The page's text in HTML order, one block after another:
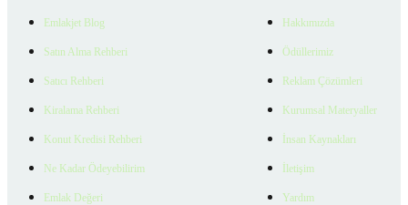
Emlakjet Blog
Satın Alma Rehberi
Satıcı Rehberi
Kiralama Rehberi
Konut Kredisi Rehberi
Ne Kadar Ödeyebilirim
Emlak Değeri
Hakkımızda
Ödüllerimiz
Reklam Çözümleri
Kurumsal Materyaller
İnsan Kaynakları
İletişim
Yardım